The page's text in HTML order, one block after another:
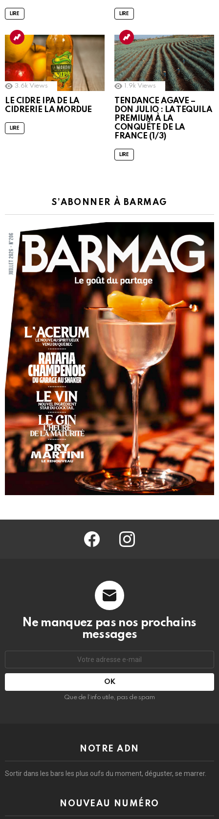
LIRE LIRE
3.6k Views
LE CIDRE IPA DE LA
CIDRERIE LA MORDUE
LIRE
1.9k Views
TENDANCE AGAVE –
DON JULIO : LA TEQUILA
PREMIUM À LA
CONQUÊTE DE LA
FRANCE (1/3)
LIRE
S’ABONNER À BARMAG
facebook @barmag.fr
Ne manquez pas nos prochains
messages
mail
Que de l’info utile, pas de spam
NOTRE ADN
Sortir dans les bars les plus oufs du moment, déguster, se marrer.
NOUVEAU NUMÉRO